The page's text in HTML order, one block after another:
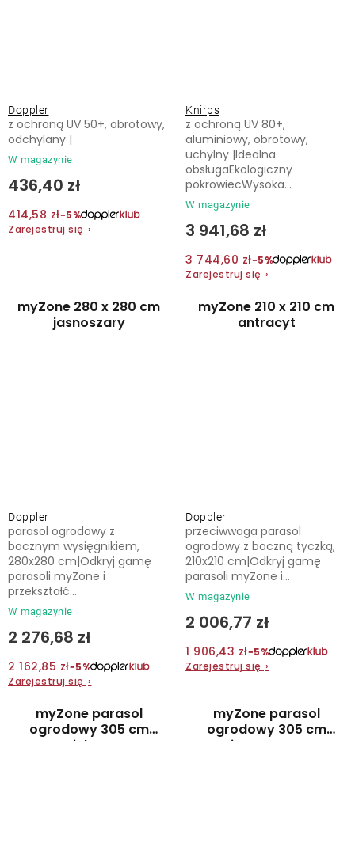
Doppler
W magazynie
436,40 zł
414,58 zł−5%
Zarejestruj się ›
z ochroną UV 50+, obrotowy,
odchylany |
Knirps
W magazynie
3 941,68 zł
3 744,60 zł−5%
Zarejestruj się ›
z ochroną UV 80+,
aluminiowy, obrotowy,
uchylny |Idealna
obsługaEkologiczny
pokrowiecWysoka...
myZone 280 x 280 cm
jasnoszary
Doppler
W magazynie
2 276,68 zł
2 162,85 zł−5%
Zarejestruj się ›
parasol ogrodowy z
bocznym wysięgnikiem,
280x280 cm|Odkryj gamę
parasoli myZone i
przekształć...
myZone 210 x 210 cm
antracyt
Doppler
W magazynie
2 006,77 zł
1 906,43 zł−5%
Zarejestruj się ›
przeciwwaga parasol
ogrodowy z boczną tyczką,
210x210 cm|Odkryj gamę
parasoli myZone i...
myZone parasol
ogrodowy 305 cm
zielony
myZone parasol
ogrodowy 305 cm
jasnoszary